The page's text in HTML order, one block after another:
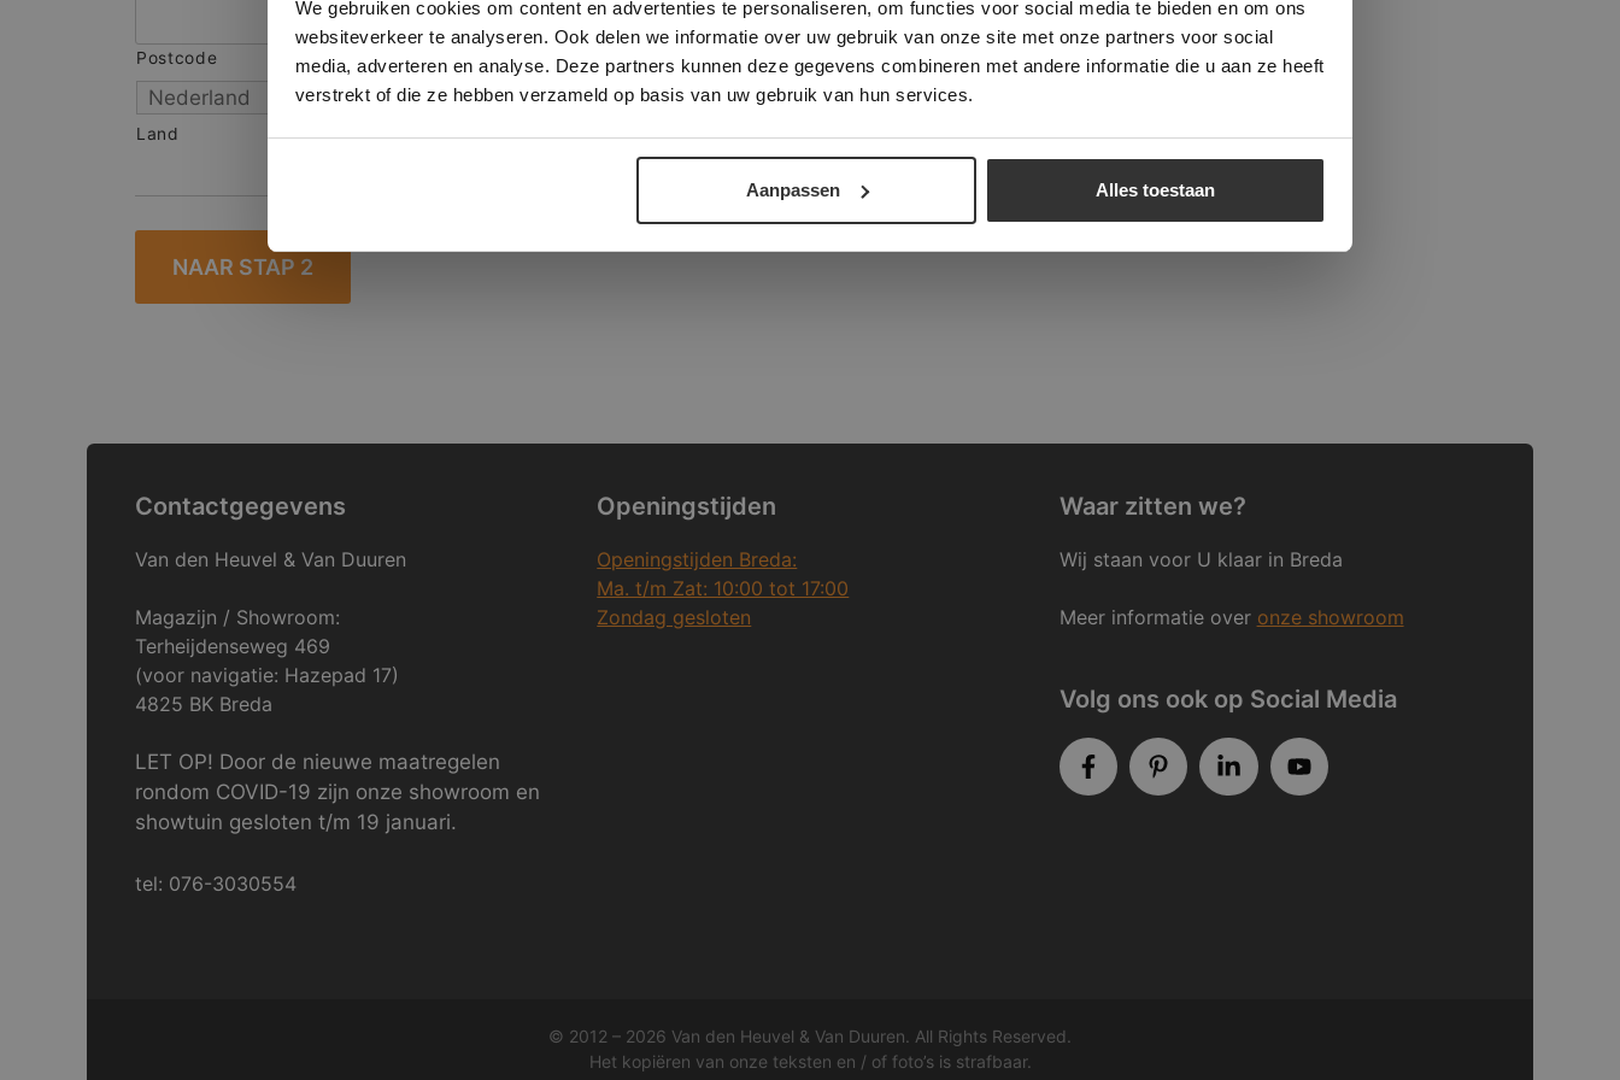
We gebruiken cookies om content en advertenties te personaliseren, om functies voor social media te bieden en om ons
websiteverkeer te analyseren. Ook delen we informatie over uw gebruik van onze site met onze partners voor social
media, adverteren en analyse. Deze partners kunnen deze gegevens combineren met andere informatie die u aan ze heeft
verstrekt of die ze hebben verzameld op basis van uw gebruik van hun services.
Aanpassen Alles toestaan
Postcode Stad
Land
Contactgegevens
Van den Heuvel & Van Duuren
Magazijn / Showroom:
Terheijdenseweg 469
(voor navigatie: Hazepad 17)
4825 BK Breda
LET OP! Door de nieuwe maatregelen
rondom COVID-19 zijn onze showroom en
showtuin gesloten t/m 19 januari.
tel: 076-3030554
Openingstijden
Openingstijden Breda:
Ma. t/m Zat: 10:00 tot 17:00
Zondag gesloten
Waar zitten we?
Wij staan voor U klaar in Breda
Meer informatie over onze showroom
Volg ons ook op Social Media
© 2012 – 2026 Van den Heuvel & Van Duuren. All Rights Reserved.
Het kopiëren van onze teksten en / of foto’s is strafbaar.
verder
ALLES ACCEPTEREN ALLES AFWIJZEN